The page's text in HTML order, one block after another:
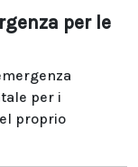
per le
per i
proprio